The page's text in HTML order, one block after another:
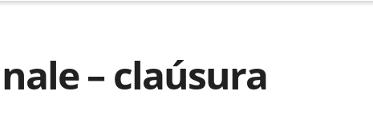
– claúsura